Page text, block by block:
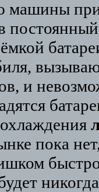
машины
и
пока